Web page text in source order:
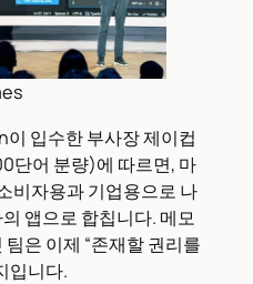
입수한 부사장 제이컵
단어 분량)에 따르면, 마
비자용과 기업용으로 나
앱으로 합칩니다. 메모
은 이제 “존재할 권리를
입니다.